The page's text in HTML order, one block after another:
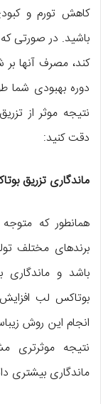
کاهش تورم و
باشید. در صورتی که
کند، مصرف آنها
دوره بهبودی شما
نتیجه موثر از
دقت کنید:
ماندگاری تزریق
همانطور که
برندهای مختلف
باشد و ماندگاری
بوتاکس لب
انجام این روش
نتیجه موثرتری
ماندگاری بیشتری